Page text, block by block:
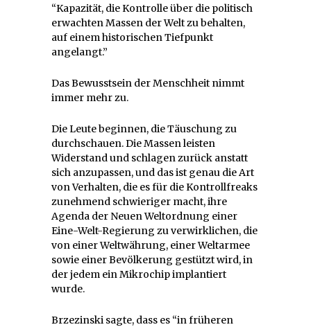
“Kapazität, die Kontrolle über die politisch
erwachten Massen der Welt zu behalten,
auf einem historischen Tiefpunkt
angelangt.”
Das Bewusstsein der Menschheit nimmt
immer mehr zu.
Die Leute beginnen, die Täuschung zu
durchschauen. Die Massen leisten
Widerstand und schlagen zurück anstatt
sich anzupassen, und das ist genau die Art
von Verhalten, die es für die Kontrollfreaks
zunehmend schwieriger macht, ihre
Agenda der Neuen Weltordnung einer
Eine-Welt-Regierung zu verwirklichen, die
von einer Weltwährung, einer Weltarmee
sowie einer Bevölkerung gestützt wird, in
der jedem ein Mikrochip implantiert
wurde.
Brzezinski sagte, dass es “in früheren